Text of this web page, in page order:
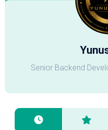
Senior Backend